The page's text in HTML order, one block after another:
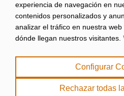
experiencia de navegación en
contenidos personalizados y
analizar el tráfico en nuestra
dónde llegan nuestros visitantes.
Configurar
Rechazar todas
Aviso
|
Política de
|